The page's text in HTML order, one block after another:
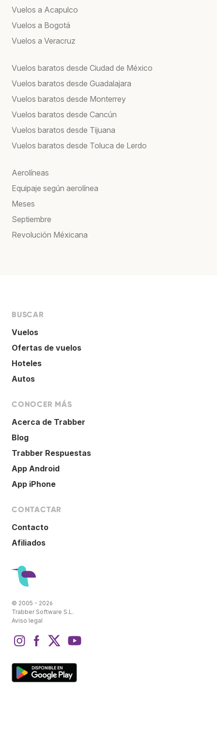
Vuelos a Acapulco
Vuelos a Bogotá
Vuelos a Veracruz
Vuelos baratos desde Ciudad de México
Vuelos baratos desde Guadalajara
Vuelos baratos desde Monterrey
Vuelos baratos desde Cancún
Vuelos baratos desde Tijuana
Vuelos baratos desde Toluca de Lerdo
Aerolíneas
Equipaje según aerolínea
Meses
Septiembre
Revolución Méxicana
BUSCAR
Vuelos
Ofertas de vuelos
Hoteles
Autos
CONOCER MÁS
Acerca de Trabber
Blog
Trabber Respuestas
App Android
App iPhone
CONTACTAR
Contacto
Afiliados
© 2005 - 2026
Trabber Software S.L.
Aviso legal